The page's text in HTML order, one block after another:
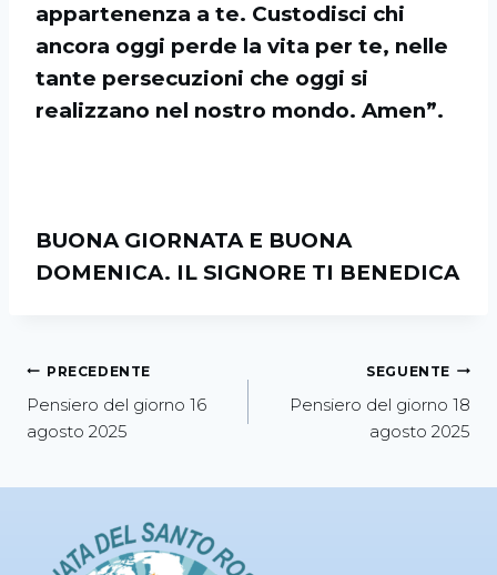
appartenenza a te. Custodisci chi
ancora oggi perde la vita per te, nelle
tante persecuzioni che oggi si
realizzano nel nostro mondo. Amen”.
BUONA GIORNATA E BUONA
DOMENICA. IL SIGNORE TI BENEDICA
PRECEDENTE
Pensiero del giorno 16
agosto 2025
SEGUENTE
Pensiero del giorno 18
agosto 2025